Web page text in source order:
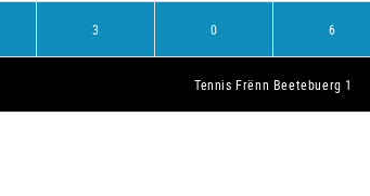
3 0 6
Tennis Frënn Beetebuerg 1